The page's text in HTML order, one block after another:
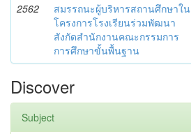
2562
สมรรถนะผู้บริหารสถานศึกษาใน
โครงการโรงเรียนร่วมพัฒนา
สังกัดสำนักงานคณะกรรมการ
การศึกษาขั้นพื้นฐาน
Discover
Subject